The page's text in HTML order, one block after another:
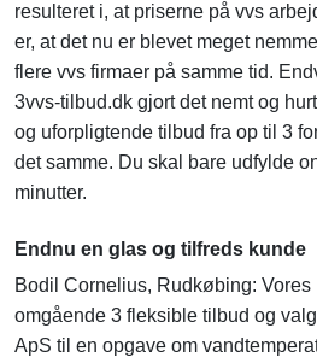
resulteret i, at priserne på vvs
er, at det nu er blevet meget
flere vvs firmaer på samme tid.
3vvs-tilbud.dk gjort det nemt og
og uforpligtende tilbud fra op til 3
det samme. Du skal bare udfylde
minutter.
Endnu en glas og tilfreds kunde
Bodil Cornelius, Rudkøbing:
omgående 3 fleksible tilbud og
ApS til en opgave om